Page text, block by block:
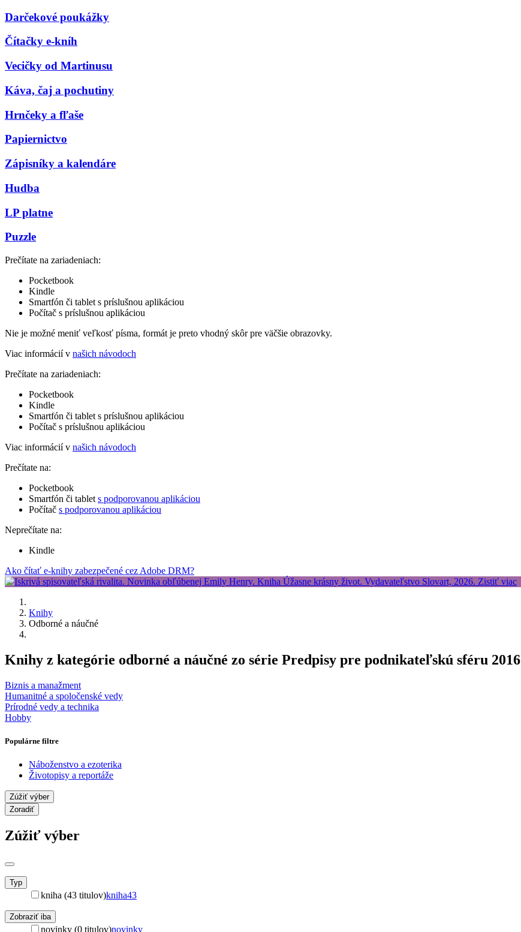
Darčekové poukážky
Čítačky e-kníh
Vecičky od Martinusu
Káva, čaj a pochutiny
Hrnčeky a fľaše
Papiernictvo
Zápisníky a kalendáre
Hudba
LP platne
Puzzle
Prečítate na zariadeniach:
Pocketbook
Kindle
Smartfón či tablet s príslušnou aplikáciou
Počítač s príslušnou aplikáciou
Nie je možné meniť veľkosť písma, formát je preto vhodný skôr pre väčšie obrazovky.
Viac informácií v našich návodoch
Prečítate na zariadeniach:
Pocketbook
Kindle
Smartfón či tablet s príslušnou aplikáciou
Počítač s príslušnou aplikáciou
Viac informácií v našich návodoch
Prečítate na:
Pocketbook
Smartfón či tablet s podporovanou aplikáciou
Počítač s podporovanou aplikáciou
Neprečítate na:
Kindle
Ako čítať e-knihy zabezpečené cez Adobe DRM?
Knihy
Odborné a náučné
Knihy z kategórie odborné a náučné zo série Predpisy pre podnikateľskú sféru 2016
Biznis a manažment
Humanitné a spoločenské vedy
Prírodné vedy a technika
Hobby
Populárne filtre
Náboženstvo a ezoterika
Životopisy a reportáže
Zúžiť výber
Zoradiť
Zúžiť výber
Typ
kniha (43 titulov)kniha43
Zobraziť iba
novinky (0 titulov)novinky